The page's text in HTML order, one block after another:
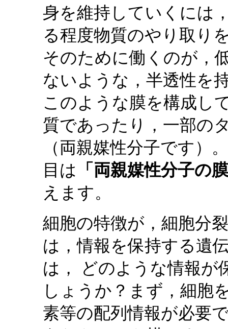
身を維持していくには
る程度物質のやり取り
そのために働くのが，
ないような，半透性を
このような膜を構成し
質であったり，一部の
（両親媒性分子です）
目は 「両親媒性分子の
えます。
細胞の特徴が，細胞分
は，情報を保持する遺
は， どのような情報が
しょうか？まず，細胞
素等の配列情報が必要